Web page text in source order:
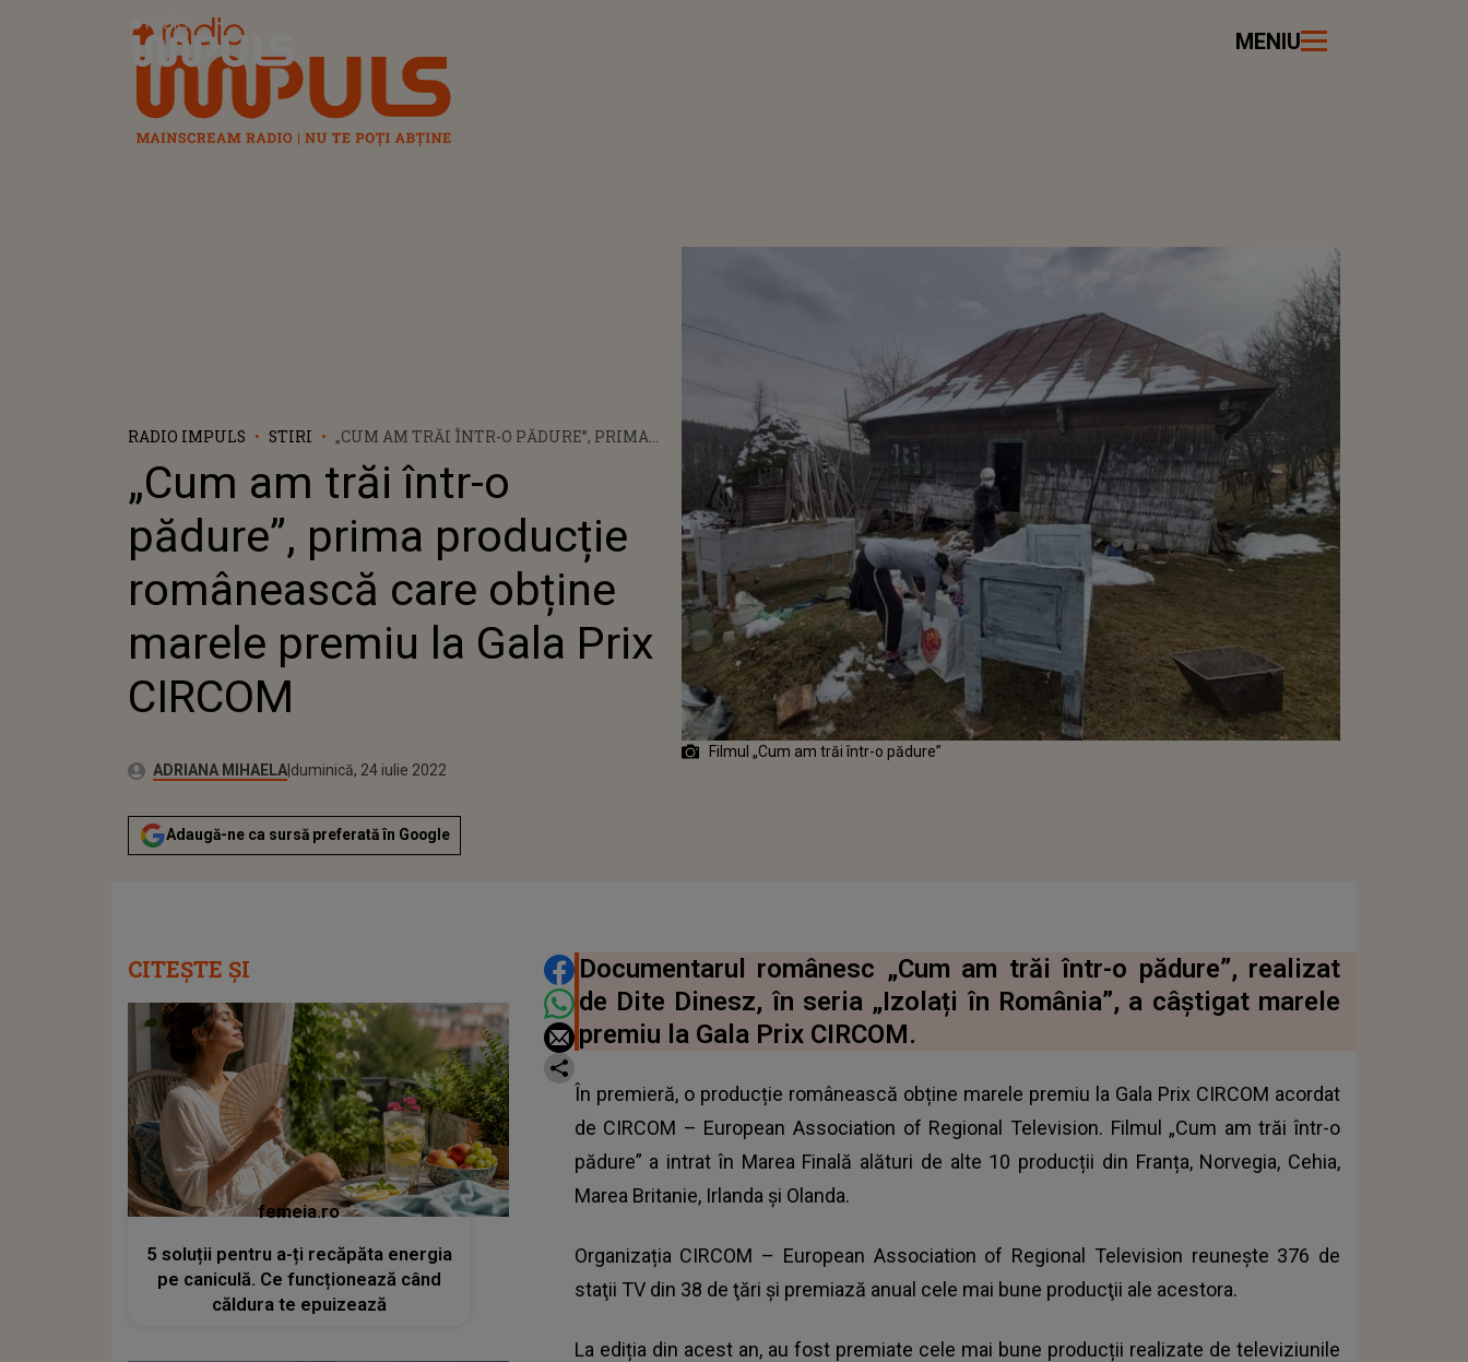
Radio Impuls MENIU
RADIO IMPULS STIRI
„CUM AM TRĂI ÎNTR-O PĂDURE”, PRIMA
MARELE PREMIU LA GALA PRIX CIRCOM
„Cum am trăi într-o
pădure”, prima producție
românească care obține
marele premiu la Gala Prix
CIRCOM
Autor:ADRIANA MIHAELAPublicat:
vineri, 14 mai 2021
Actualizat:
duminică, 24 iulie 2022
Adaugă-ne ca sursă preferată în Google
Filmul „Cum am trăi într-o pădure”
DISTRIBUIE ARTICOLUL
Documentarul românesc „Cum am trăi într-o pădure”, realizat
de Dite Dinesz, în seria „Izolați în România”, a câștigat marele
premiu la Gala Prix CIRCOM.
În premieră, o producție românească obține marele premiu la Gala Prix CIRCOM acordat
de CIRCOM – European Association of Regional Television. Filmul „Cum am trăi într-o
pădure” a intrat în Marea Finală alături de alte 10 producții din Franța, Norvegia, Cehia,
Marea Britanie, Irlanda și Olanda.
Organizația CIRCOM – European Association of Regional Television reuneşte 376 de
staţii TV din 38 de ţări şi premiază anual cele mai bune producţii ale acestora.
La ediția din acest an, au fost premiate cele mai bune producții realizate de televiziunile
CITEȘTE ȘI
femeia.ro
5 soluții pentru a-ți recăpăta energia
pe caniculă. Ce funcționează când
căldura te epuizează